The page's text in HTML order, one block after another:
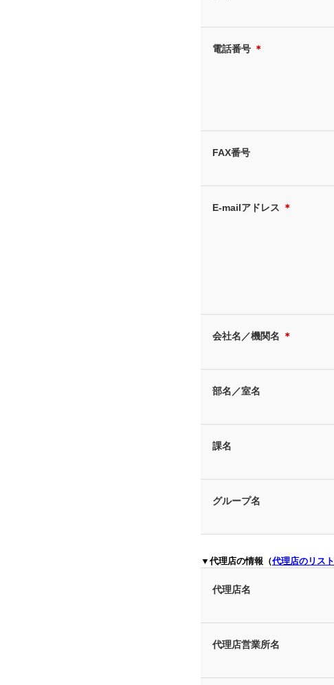
電話番号 ＊
FAX番号
E-mailアドレス ＊
会社名／機関名 ＊
部名／室名
課名
グループ名
▼代理店の情報（代理店のリスト
代理店名
代理店営業所名